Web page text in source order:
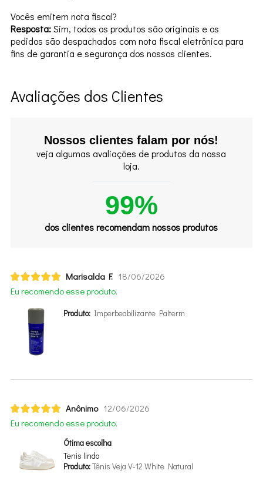
Vocês emitem nota fiscal?
Resposta:Sim, todos os produtos são originais e os
pedidos são despachados com nota fiscal eletrônica para
fins de garantia e segurança dos nossos clientes.
Avaliações dos Clientes
Nossos clientes falam por nós!
veja algumas avaliações de produtos da nossa
loja.
99%
dos clientes recomendam nossos produtos
Marisalda F. 18/06/2026
Eu recomendo esse produto.
Produto:Imperbeabilizante Palterm
Anônimo 12/06/2026
Eu recomendo esse produto.
Ótima escolha
Tenis lindo
Produto:Tênis Veja V-12 White Natural